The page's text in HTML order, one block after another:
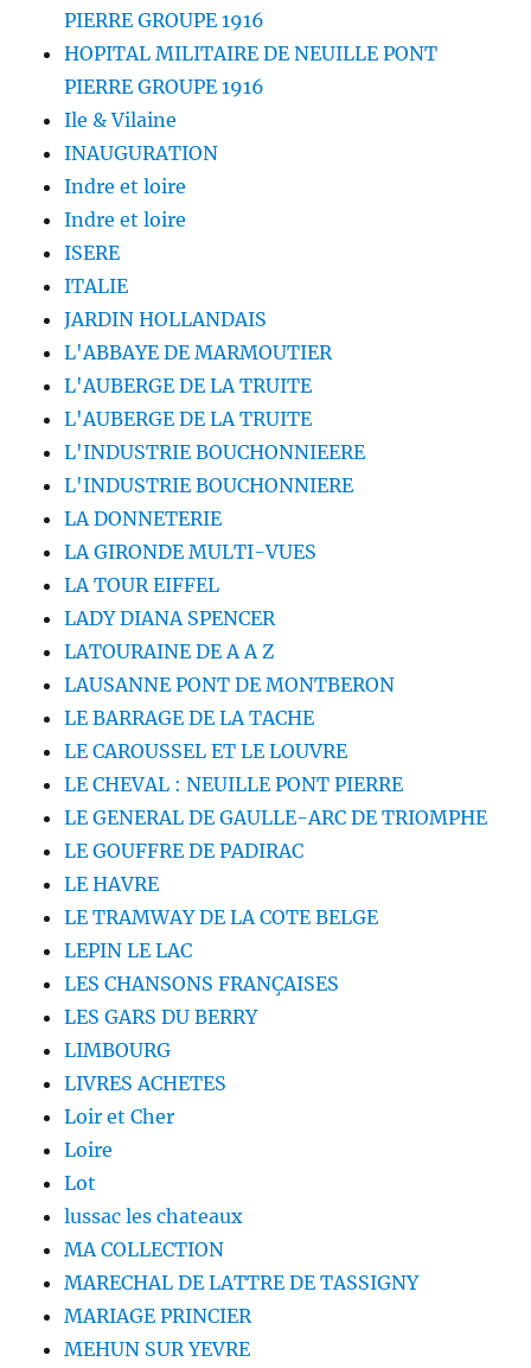
PIERRE GROUPE 1916
HOPITAL MILITAIRE DE NEUILLE PONT
PIERRE GROUPE 1916
Ile & Vilaine
INAUGURATION
Indre et loire
Indre et loire
ISERE
ITALIE
JARDIN HOLLANDAIS
L'ABBAYE DE MARMOUTIER
L'AUBERGE DE LA TRUITE
L'AUBERGE DE LA TRUITE
L'INDUSTRIE BOUCHONNIEERE
L'INDUSTRIE BOUCHONNIERE
LA DONNETERIE
LA GIRONDE MULTI-VUES
LA TOUR EIFFEL
LADY DIANA SPENCER
LATOURAINE DE A A Z
LAUSANNE PONT DE MONTBERON
LE BARRAGE DE LA TACHE
LE CAROUSSEL ET LE LOUVRE
LE CHEVAL : NEUILLE PONT PIERRE
LE GENERAL DE GAULLE-ARC DE TRIOMPHE
LE GOUFFRE DE PADIRAC
LE HAVRE
LE TRAMWAY DE LA COTE BELGE
LEPIN LE LAC
LES CHANSONS FRANÇAISES
LES GARS DU BERRY
LIMBOURG
LIVRES ACHETES
Loir et Cher
Loire
Lot
lussac les chateaux
MA COLLECTION
MARECHAL DE LATTRE DE TASSIGNY
MARIAGE PRINCIER
MEHUN SUR YEVRE